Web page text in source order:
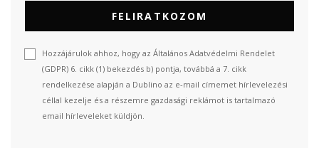
FELIRATKOZOM
Hozzájárulok ahhoz, hogy az Általános Adatvédelmi Rendelet
(GDPR) 6. cikk (1) bekezdés b) pontja, továbbá a 7. cikk
rendelkezése alapján a Dublino az e-mail címemet hírlevelezési
céllal kezelje és a részemre gazdasági reklámot is tartalmazó
email hírleveleket küldjön.